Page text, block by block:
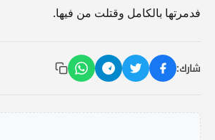
فدمرتها بالكامل وقتلت من فيها.
شارك: